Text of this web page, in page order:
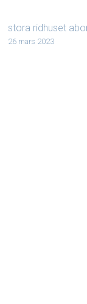
stora ridhuset
26 mars 2023